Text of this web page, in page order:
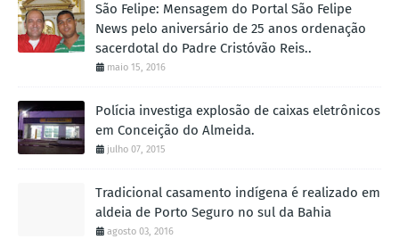
São Felipe: Mensagem do Portal São Felipe
News pelo aniversário de 25 anos ordenação
sacerdotal do Padre Cristóvão Reis..
maio 15, 2016
Polícia investiga explosão de caixas eletrônicos
em Conceição do Almeida.
julho 07, 2015
Tradicional casamento indígena é realizado em
aldeia de Porto Seguro no sul da Bahia
agosto 03, 2016